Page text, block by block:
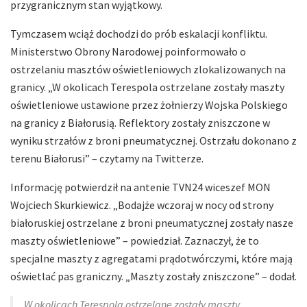
przygranicznym stan wyjątkowy.
Tymczasem wciąż dochodzi do prób eskalacji konfliktu.
Ministerstwo Obrony Narodowej poinformowało o
ostrzelaniu masztów oświetleniowych zlokalizowanych na
granicy. „W okolicach Terespola ostrzelane zostały maszty
oświetleniowe ustawione przez żołnierzy Wojska Polskiego
na granicy z Białorusią. Reflektory zostały zniszczone w
wyniku strzałów z broni pneumatycznej. Ostrzału dokonano z
terenu Białorusi” – czytamy na Twitterze.
Informację potwierdził na antenie TVN24 wiceszef MON
Wojciech Skurkiewicz. „Bodajże wczoraj w nocy od strony
białoruskiej ostrzelane z broni pneumatycznej zostały nasze
maszty oświetleniowe” – powiedział. Zaznaczył, że to
specjalne maszty z agregatami prądotwórczymi, które mają
oświetlać pas graniczny. „Maszty zostały zniszczone” – dodał.
W okolicach Terespola ostrzelane zostały maszty